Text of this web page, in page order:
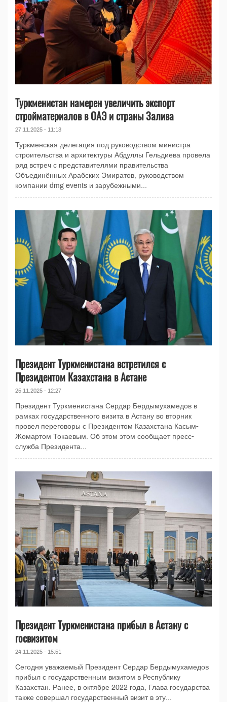
Туркменистан намерен увеличить экспорт
стройматериалов в ОАЭ и страны Залива
27.11.2025 - 11:13
Туркменская делегация под руководством министра
строительства и архитектуры Абдуллы Гельдиева провела
ряд встреч с представителями правительства
Объединённых Арабских Эмиратов, руководством
компании dmg events и зарубежными...
Президент Туркменистана встретился с
Президентом Казахстана в Астане
25.11.2025 - 12:27
Президент Туркменистана Сердар Бердымухамедов в
рамках государственного визита в Астану во вторник
провел переговоры с Президентом Казахстана Касым-
Жомартом Токаевым. Об этом этом сообщает пресс-
служба Президента...
Президент Туркменистана прибыл в Астану с
госвизитом
24.11.2025 - 15:51
Сегодня уважаемый Президент Сердар Бердымухамедов
прибыл с государственным визитом в Республику
Казахстан. Ранее, в октябре 2022 года, Глава государства
также совершал государственный визит в эту...